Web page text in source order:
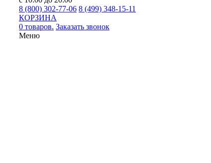
8 (800) 302-77-06 8 (499) 348-15-11
КОРЗИНА
0 товаров. Заказать звонок
Меню